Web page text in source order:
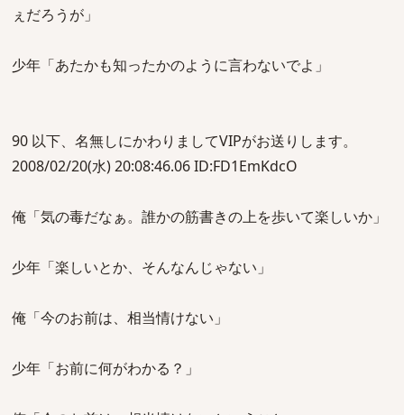
ぇだろうが」
少年「あたかも知ったかのように言わないでよ」
90 以下、名無しにかわりましてVIPがお送りします。
2008/02/20(水) 20:08:46.06 ID:FD1EmKdcO
俺「気の毒だなぁ。誰かの筋書きの上を歩いて楽しいか」
少年「楽しいとか、そんなんじゃない」
俺「今のお前は、相当情けない」
少年「お前に何がわかる？」